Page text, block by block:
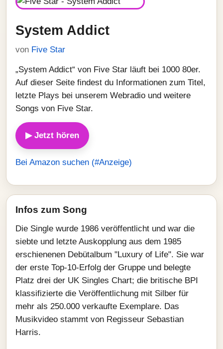
System Addict
von Five Star
„System Addict“ von Five Star läuft bei 1000 80er.
Auf dieser Seite findest du Informationen zum Titel,
letzte Plays bei unserem Webradio und weitere
Songs von Five Star.
▶ Jetzt hören
Bei Amazon suchen (#Anzeige)
Infos zum Song
Die Single wurde 1986 veröffentlicht und war die
siebte und letzte Auskopplung aus dem 1985
erschienenen Debütalbum "Luxury of Life". Sie war
der erste Top-10-Erfolg der Gruppe und belegte
Platz drei der UK Singles Chart; die britische BPI
klassifizierte die Veröffentlichung mit Silber für
mehr als 250.000 verkaufte Exemplare. Das
Musikvideo stammt von Regisseur Sebastian
Harris.